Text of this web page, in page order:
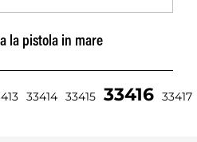
la pistola in mare
33414 33415 33416 33417